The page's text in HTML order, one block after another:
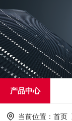
产品中心
当前位置： 首页